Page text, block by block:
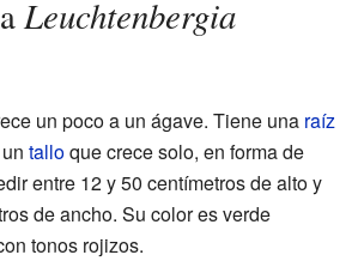
Leuchtenbergia
un poco a un ágave. Tiene una raíz
talloque crece solo, en forma de
entre 12 y 50 centímetros de alto y
de ancho. Su color es verde
tonos rojizos.